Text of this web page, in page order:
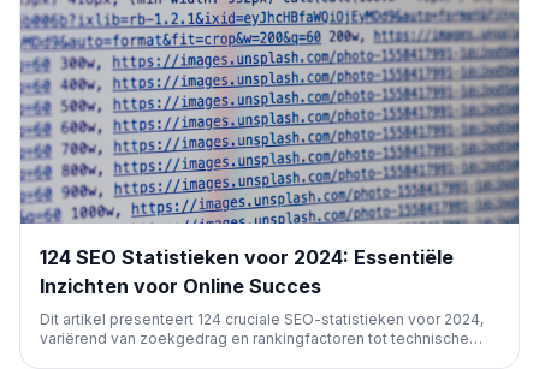
124 SEO Statistieken voor 2024: Essentiële
Inzichten voor Online Succes
Dit artikel presenteert 124 cruciale SEO-statistieken voor 2024,
variërend van zoekgedrag en rankingfactoren tot technische